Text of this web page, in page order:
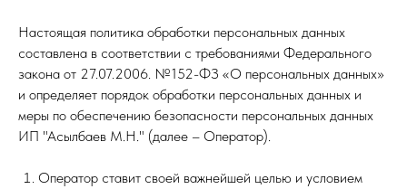
Настоящая политика обработки персональных данных
составлена в соответствии с требованиями Федерального
закона от 27.07.2006. №152-ФЗ «О персональных данных»
и определяет порядок обработки персональных данных и
меры по обеспечению безопасности персональных данных
ИП "Асылбаев М.Н." (далее – Оператор).
Оператор ставит своей важнейшей целью и условием